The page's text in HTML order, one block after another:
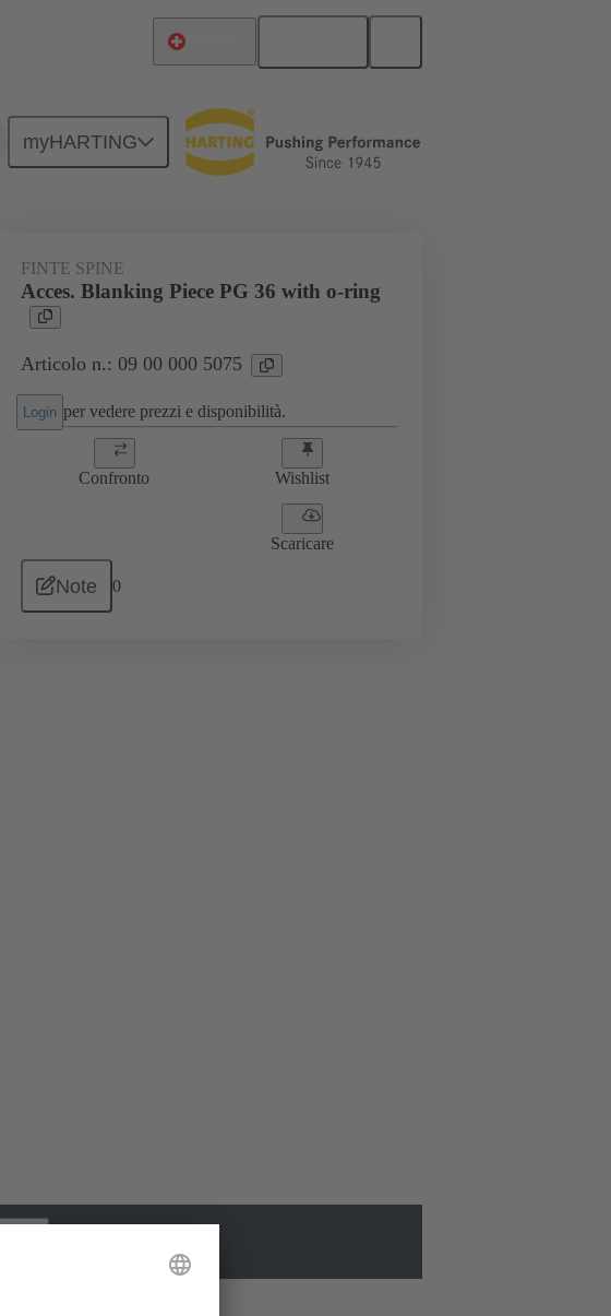
myHARTING
Pressacavi 09 00 000 5075
FINTE SPINE
Acces. Blanking Piece PG 36 with o-ring
Articolo n.: 09 00 000 5075
Login per vedere prezzi e disponibilità.
Confronto Wishlist
Scaricare
Note 0